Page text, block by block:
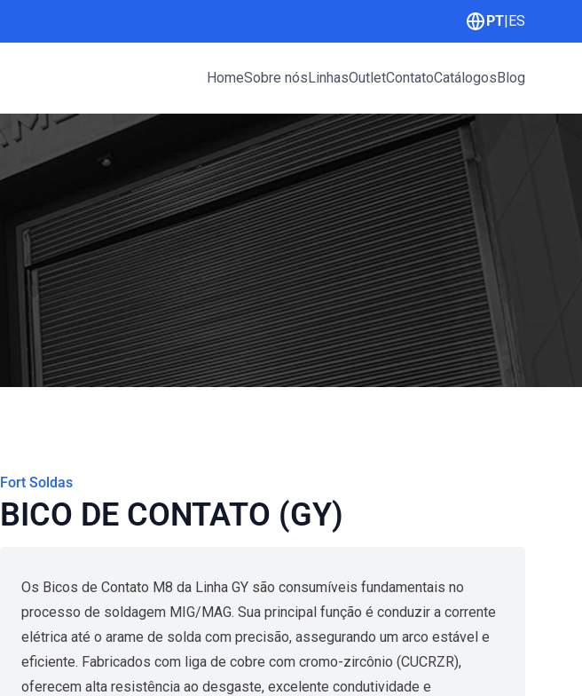
PT|ES
HomeSobre nósLinhasOutletContatoCatálogosBlog
Fort Soldas
BICO DE CONTATO (GY)
Os Bicos de Contato M8 da Linha GY são consumíveis fundamentais no
processo de soldagem MIG/MAG. Sua principal função é conduzir a corrente
elétrica até o arame de solda com precisão, assegurando um arco estável e
eficiente. Fabricados com liga de cobre com cromo-zircônio (CUCRZR),
oferecem alta resistência ao desgaste, excelente condutividade e